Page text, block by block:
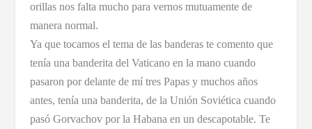
orillas nos falta mucho para vernos mutuamente de
manera normal.
Ya que tocamos el tema de las banderas te comento que
tenía una banderita del Vaticano en la mano cuando
pasaron por delante de mí tres Papas y muchos años
antes, tenía una banderita, de la Unión Soviética cuando
pasó Gorvachov por la Habana en un descapotable. Te